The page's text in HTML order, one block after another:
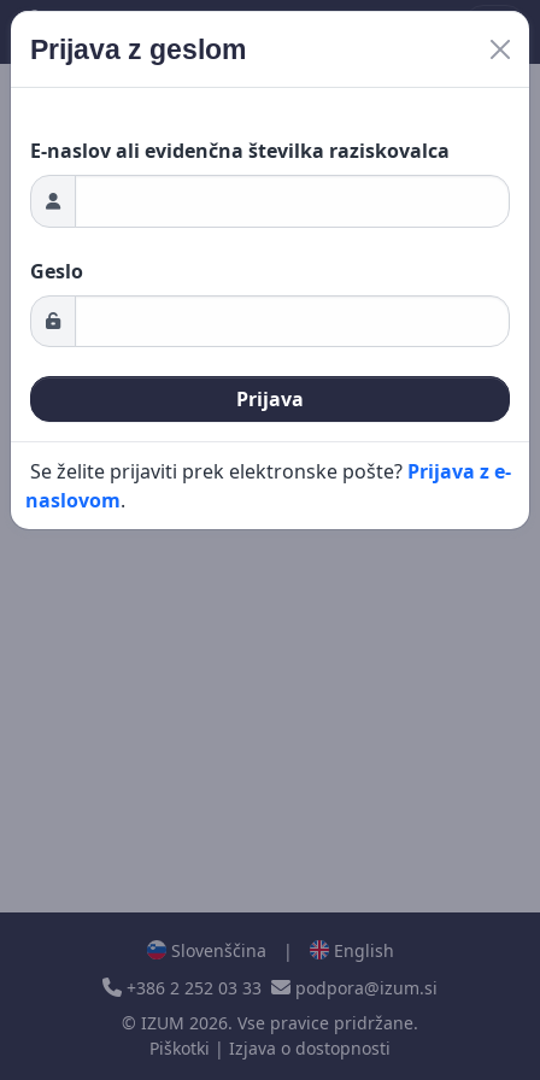
...
Prijava z geslom
E-naslov ali evidenčna številka raziskovalca
Geslo
Prijava
Se želite prijaviti prek elektronske pošte? Prijava z e-
naslovom.
Slovenščina |
English
+386 2 252 03 33
podpora@izum.si
© IZUM 2026. Vse pravice pridržane.
Piškotki | Izjava o dostopnosti